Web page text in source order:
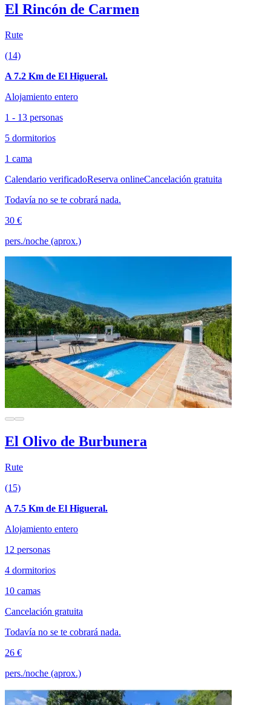
El Rincón de Carmen
Rute
(14)
A 7.2 Km de El Higueral.
Alojamiento entero
1 - 13 personas
5 dormitorios
1 cama
Calendario verificadoReserva onlineCancelación gratuita
Todavía no se te cobrará nada.
30 €
pers./noche (aprox.)
El Olivo de Burbunera
Rute
(15)
A 7.5 Km de El Higueral.
Alojamiento entero
12 personas
4 dormitorios
10 camas
Cancelación gratuita
Todavía no se te cobrará nada.
26 €
pers./noche (aprox.)